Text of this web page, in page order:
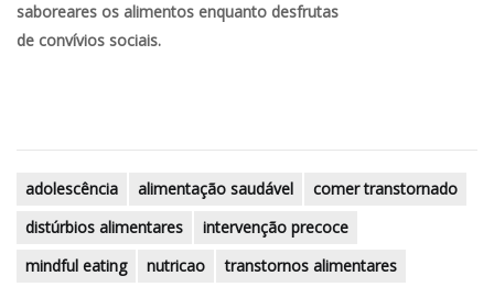
saboreares os alimentos enquanto desfrutas
de convívios sociais.
adolescência alimentação saudável
comer transtornado
distúrbios alimentares
intervenção precoce
mindful eating
nutricao transtornos alimentares